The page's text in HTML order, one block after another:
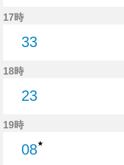
17時
33
18時
23
19時
08★